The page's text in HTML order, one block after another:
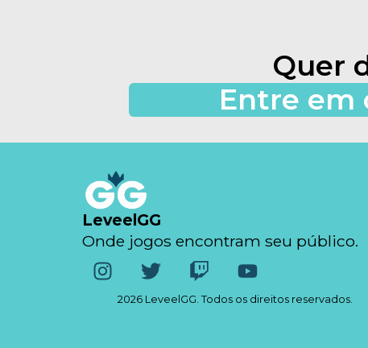
Quer
Entre em
LeveelGG
Onde jogos encontram seu público.
2026 LeveelGG. Todos os direitos reservados.